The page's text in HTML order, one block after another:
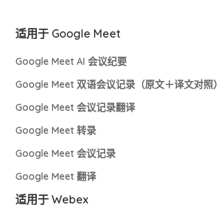
适用于 Google Meet
Google Meet AI 会议纪要
Google Meet 双语会议记录（原文＋译文对照）
Google Meet 会议记录翻译
Google Meet 转录
Google Meet 会议记录
Google Meet 翻译
适用于 Webex